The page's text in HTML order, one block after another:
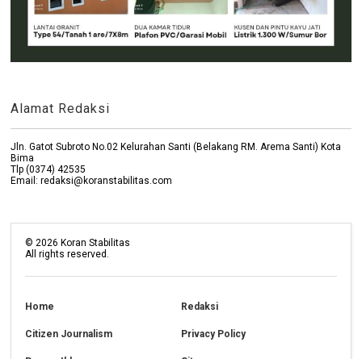
Alamat Redaksi
Jln. Gatot Subroto No.02 Kelurahan Santi (Belakang RM. Arema Santi) Kota
Bima
Tlp (0374) 42535
Email: redaksi@koranstabilitas.com
© 2026 Koran Stabilitas
All rights reserved.
Home Redaksi
Citizen Journalism Privacy Policy